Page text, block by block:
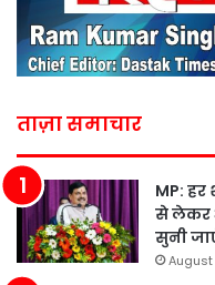
ताज़ा समाचार
MP: हर
से लेकर
सुनी